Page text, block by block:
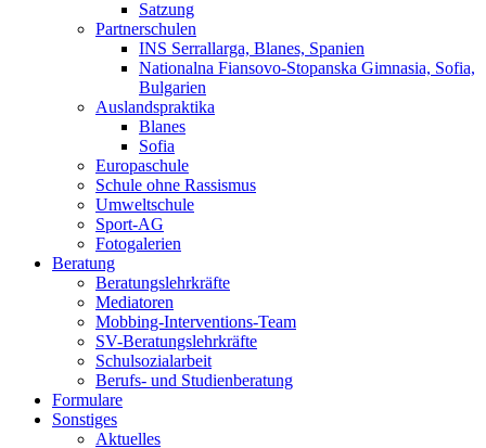
Satzung
Partnerschulen
INS Serrallarga, Blanes, Spanien
Nationalna Fiansovo-Stopanska Gimnasia, Sofia,
Bulgarien
Auslandspraktika
Blanes
Sofia
Europaschule
Schule ohne Rassismus
Umweltschule
Sport-AG
Fotogalerien
Beratung
Beratungslehrkräfte
Mediatoren
Mobbing-Interventions-Team
SV-Beratungslehrkräfte
Schulsozialarbeit
Berufs- und Studienberatung
Formulare
Sonstiges
Aktuelles